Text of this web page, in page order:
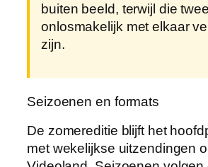
buiten beeld, terwijl die
onlosmakelijk met elkaar
zijn.
Seizoenen en formats
De zomereditie blijft het
met wekelijkse uitzendingen